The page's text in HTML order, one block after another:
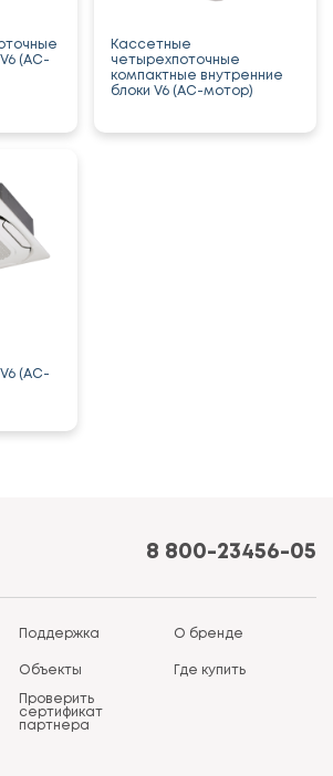
(AC-
Кассетные
четырехпоточные
компактные внутренние
блоки V6 (AC-мотор)
(AC-
8 800-23456-05
Поддержка О бренде
Объекты Где купить
Проверить
сертификат
партнера